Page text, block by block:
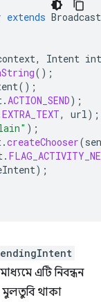
extends
, Intent
();
();
.ACTION_SEND);
EXTRA_TEXT, url);
);
.createChooser(
.
);
এটি নিবন্ধন
থাকা